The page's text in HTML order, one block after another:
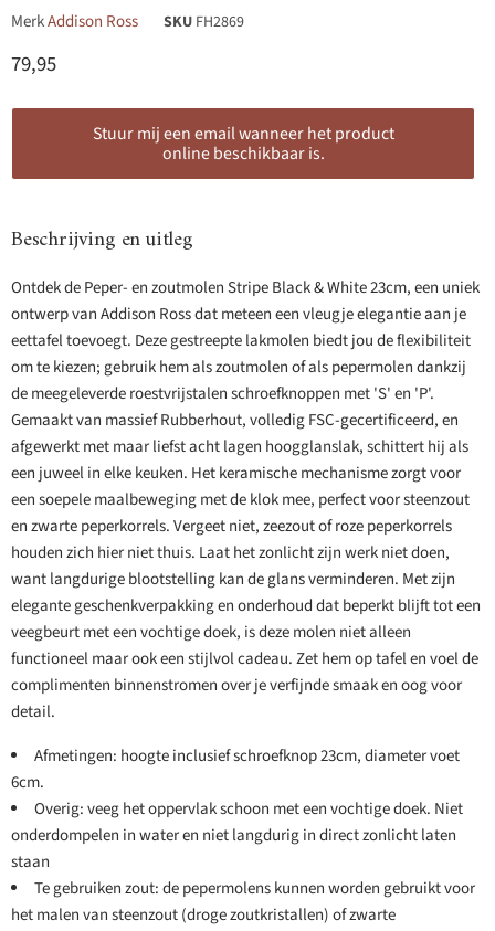
MerkAddison Ross SKU FH2869
Huidige prijs
79,95
Stuur mij een email wanneer het product
online beschikbaar is.
Beschrijving en uitleg
Ontdek de Peper- en zoutmolen Stripe Black & White 23cm, een uniek
ontwerp van Addison Ross dat meteen een vleugje elegantie aan je
eettafel toevoegt. Deze gestreepte lakmolen biedt jou de flexibiliteit
om te kiezen; gebruik hem als zoutmolen of als pepermolen dankzij
de meegeleverde roestvrijstalen schroefknoppen met 'S' en 'P'.
Gemaakt van massief Rubberhout, volledig FSC-gecertificeerd, en
afgewerkt met maar liefst acht lagen hoogglanslak, schittert hij als
een juweel in elke keuken. Het keramische mechanisme zorgt voor
een soepele maalbeweging met de klok mee, perfect voor steenzout
en zwarte peperkorrels. Vergeet niet, zeezout of roze peperkorrels
houden zich hier niet thuis. Laat het zonlicht zijn werk niet doen,
want langdurige blootstelling kan de glans verminderen. Met zijn
elegante geschenkverpakking en onderhoud dat beperkt blijft tot een
veegbeurt met een vochtige doek, is deze molen niet alleen
functioneel maar ook een stijlvol cadeau. Zet hem op tafel en voel de
complimenten binnenstromen over je verfijnde smaak en oog voor
detail.
Afmetingen: hoogte inclusief schroefknop 23cm, diameter voet
6cm.
Overig: veeg het oppervlak schoon met een vochtige doek. Niet
onderdompelen in water en niet langdurig in direct zonlicht laten
staan
Te gebruiken zout: de pepermolens kunnen worden gebruikt voor
het malen van steenzout (droge zoutkristallen) of zwarte